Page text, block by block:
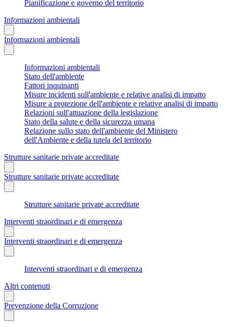
Pianificazione e governo del territorio
Informazioni ambientali
Informazioni ambientali
Informazioni ambientali
Stato dell'ambiente
Fattori inquinanti
Misure incidenti sull'ambiente e relative analisi di impatto
Misure a protezione dell'ambiente e relative analisi di impatto
Relazioni sull'attuazione della legislazione
Stato della salute e della sicurezza umana
Relazione sullo stato dell'ambiente del Ministero
dell'Ambiente e della tutela del territorio
Strutture sanitarie private accreditate
Strutture sanitarie private accreditate
Strutture sanitarie private accreditate
Interventi straordinari e di emergenza
Interventi straordinari e di emergenza
Interventi straordinari e di emergenza
Altri contenuti
Prevenzione della Corruzione